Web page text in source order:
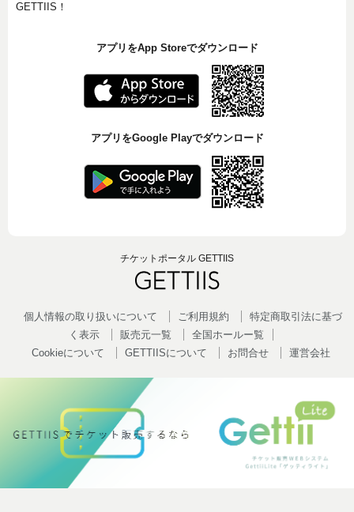
GETTIIS！
アプリをApp Storeでダウンロード
アプリをGoogle Playでダウンロード
チケットポータル GETTIIS
個人情報の取り扱いについて ご利用規約
特定商取引法に基づ
く表示
販売元一覧
全国ホールー覧
Cookieについて
GETTIISについて お問合せ 運営会社